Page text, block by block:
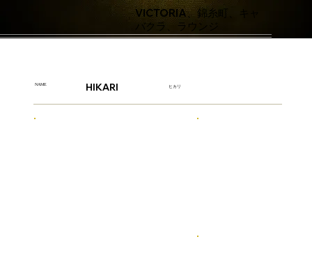
VICTORIA、錦糸町、キャ
バクラ、ラウンジ
HIKARI ヒカリ
NAME